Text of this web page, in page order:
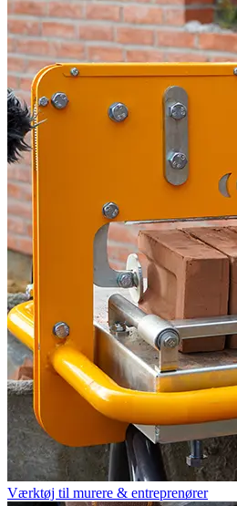
Værktøj til murere & entreprenører